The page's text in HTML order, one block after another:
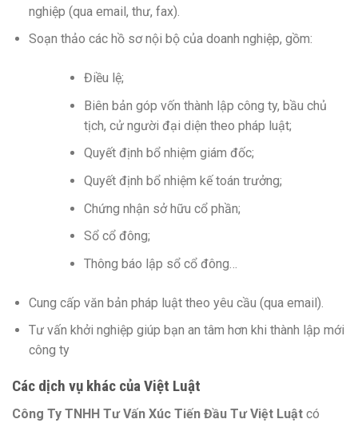
nghiệp (qua email, thư, fax).
Soạn thảo các hồ sơ nội bộ của doanh nghiệp, gồm:
Điều lệ;
Biên bản góp vốn thành lập công ty, bầu chủ
tịch, cử người đại diện theo pháp luật;
Quyết định bổ nhiệm giám đốc;
Quyết định bổ nhiệm kế toán trưởng;
Chứng nhận sở hữu cổ phần;
Sổ cổ đông;
Thông báo lập sổ cổ đông…
Cung cấp văn bản pháp luật theo yêu cầu (qua email).
Tư vấn khởi nghiệp giúp bạn an tâm hơn khi thành lập mới
công ty
Các dịch vụ khác của Việt Luật
Công Ty TNHH Tư Vấn Xúc Tiến Đầu Tư Việt Luật có